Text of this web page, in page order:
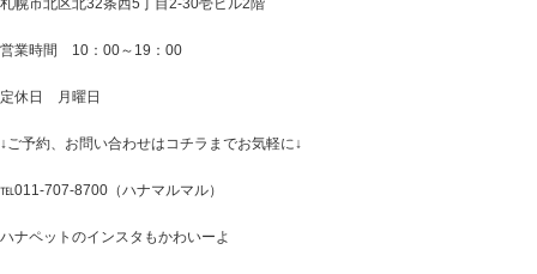
札幌市北区北32条西5丁目2-30壱ビル2階
営業時間 10：00～19：00
定休日 月曜日
↓ご予約、お問い合わせはコチラまでお気軽に↓
℡011-707-8700（ハナマルマル）
ハナペットのインスタもかわいーよ